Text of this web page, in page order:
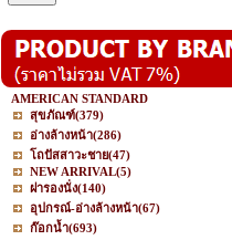
AMERICAN STANDARD
สุขภัณฑ์(379)
อ่างล้างหน้า(286)
โถปัสสาวะชาย(47)
NEW ARRIVAL(5)
ฝารองนั่ง(140)
อุปกรณ์-อ่างล้างหน้า(67)
ก๊อกน้ำ(693)